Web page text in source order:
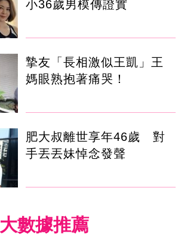
小36歲男模傳證實
摯友「長相激似王凱」王
媽眼熟抱著痛哭！
肥大叔離世享年46歲 對
手丟丟妹悼念發聲
大數據推薦